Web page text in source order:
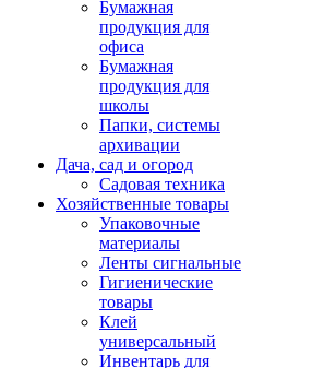
Бумажная
продукция для
офиса
Бумажная
продукция для
школы
Папки, системы
архивации
Дача, сад и огород
Садовая техника
Хозяйственные товары
Упаковочные
материалы
Ленты сигнальные
Гигиенические
товары
Клей
универсальный
Инвентарь для